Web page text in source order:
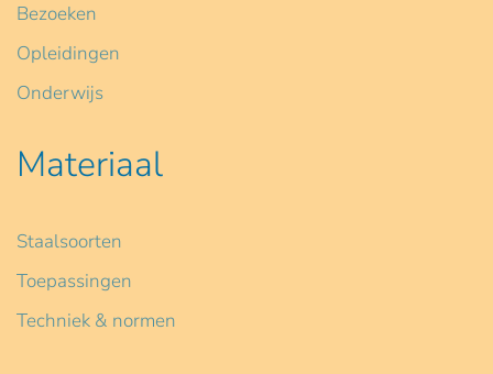
Bezoeken
Opleidingen
Onderwijs
Materiaal
Staalsoorten
Toepassingen
Techniek & normen